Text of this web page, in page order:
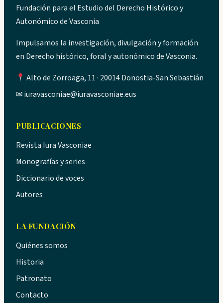
Fundación para el Estudio del Derecho Histórico y
Autonómico de Vasconia
Impulsamos la investigación, divulgación y formación
en Derecho histórico, foral y autonómico de Vasconia.
Alto de Zorroaga, 11 · 20014 Donostia-San Sebastián
✉iuravasconiae@iuravasconiae.eus
PUBLICACIONES
Revista Iura Vasconiae
Monografías y series
Diccionario de voces
Autores
LA FUNDACIÓN
Quiénes somos
Historia
Patronato
Contacto